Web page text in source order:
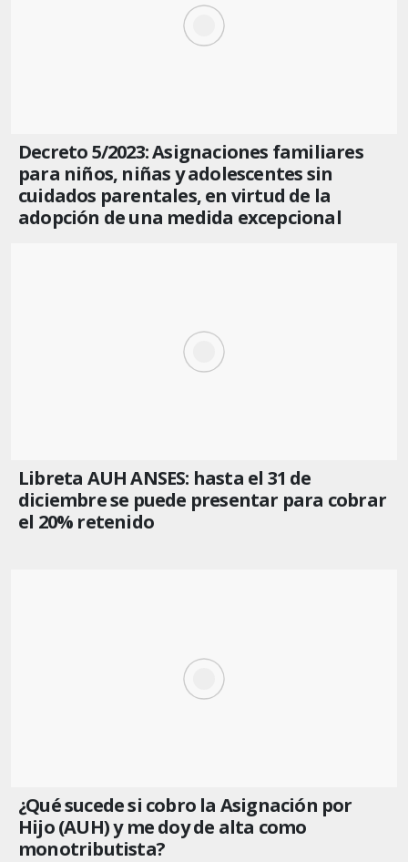
Decreto 5/2023: Asignaciones familiares
para niños, niñas y adolescentes sin
cuidados parentales, en virtud de la
adopción de una medida excepcional
Libreta AUH ANSES: hasta el 31 de
diciembre se puede presentar para cobrar
el 20% retenido
¿Qué sucede si cobro la Asignación por
Hijo (AUH) y me doy de alta como
monotributista?